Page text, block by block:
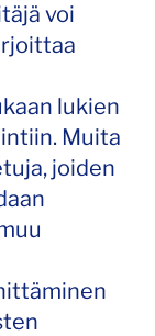
voi
lukien
Muita
joiden